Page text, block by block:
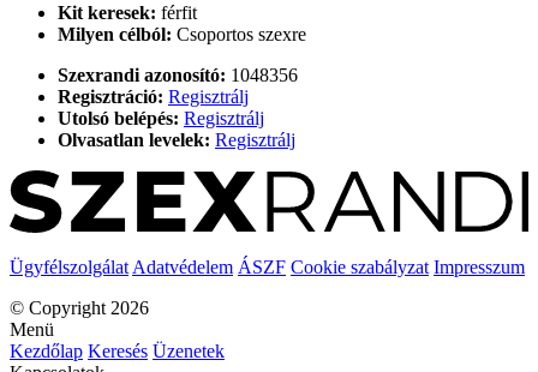
Kit keresek: férfit
Milyen célból: Csoportos szexre
Szexrandi azonosító: 1048356
Regisztráció: Regisztrálj
Utolsó belépés: Regisztrálj
Olvasatlan levelek: Regisztrálj
Ügyfélszolgálat Adatvédelem ÁSZF Cookie szabályzat Impresszum
© Copyright 2026
Menü
Kezdőlap Keresés Üzenetek